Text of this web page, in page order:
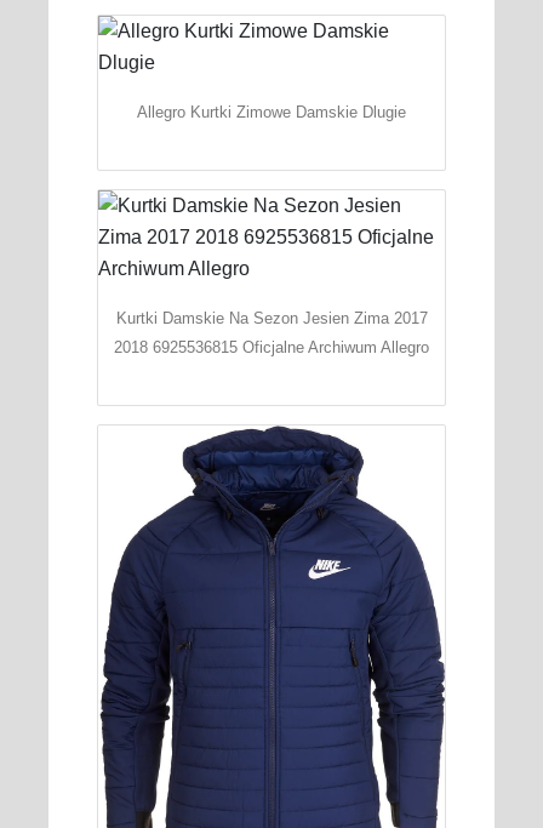
Allegro Kurtki Zimowe Damskie Dlugie
Kurtki Damskie Na Sezon Jesien Zima 2017
2018 6925536815 Oficjalne Archiwum Allegro